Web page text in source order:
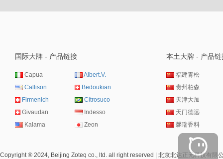
国际大牌 - 产品链接
Capua
Albert.V.
Callison
Bedoukian
Firmenich
Citrosuco
Givaudan
Indesso
Kalama
Zeon
本土大牌 - 产品链
福建青松
贵州柏森
天津大加
天门德远
馨瑞香料
Copyright ® 2024, Beijing Zoteq co., ltd. all right reserved | 北京北达正元科技有限